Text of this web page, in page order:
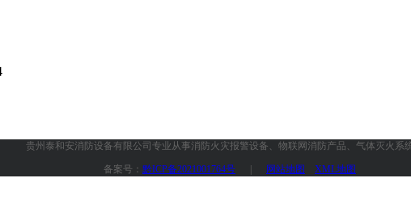
贵州泰和安消防设备有限公司专业从事消防火灾报警设备、物联网消防产品、气体灭火系
备案号： 黔ICP备2021001764号 | 网站地图 XML地图